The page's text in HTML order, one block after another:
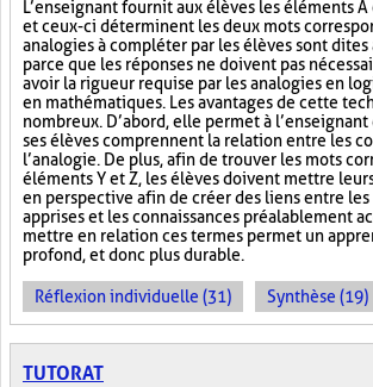
L’enseignant fournit aux élèves les éléments A
et ceux-ci déterminent les deux mots
analogies à compléter par les élèves sont
parce que les réponses ne doivent pas
avoir la rigueur requise par les analogies en
en mathématiques. Les avantages de cette
nombreux. D’abord, elle permet à
ses élèves comprennent la relation entre les
l’analogie. De plus, afin de trouver les mots
éléments Y et Z, les élèves doivent mettre
en perspective afin de créer des liens entre
apprises et les connaissances préalablement
mettre en relation ces termes permet un
profond, et donc plus durable.
Réflexion individuelle (31) Synthèse (19)
TUTORAT